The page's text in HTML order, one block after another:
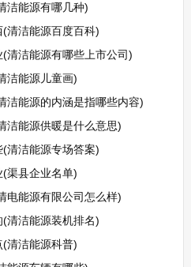
洁能源有哪几种)
清洁能源百度百科)
清洁能源有哪些上市公司)
洁能源儿童画)
洁能源的内涵是指哪些内容)
洁能源供暖是什么意思)
清洁能源专场答案)
渠县企业名单)
电能源有限公司怎么样)
清洁能源装机排名)
清洁能源科普)